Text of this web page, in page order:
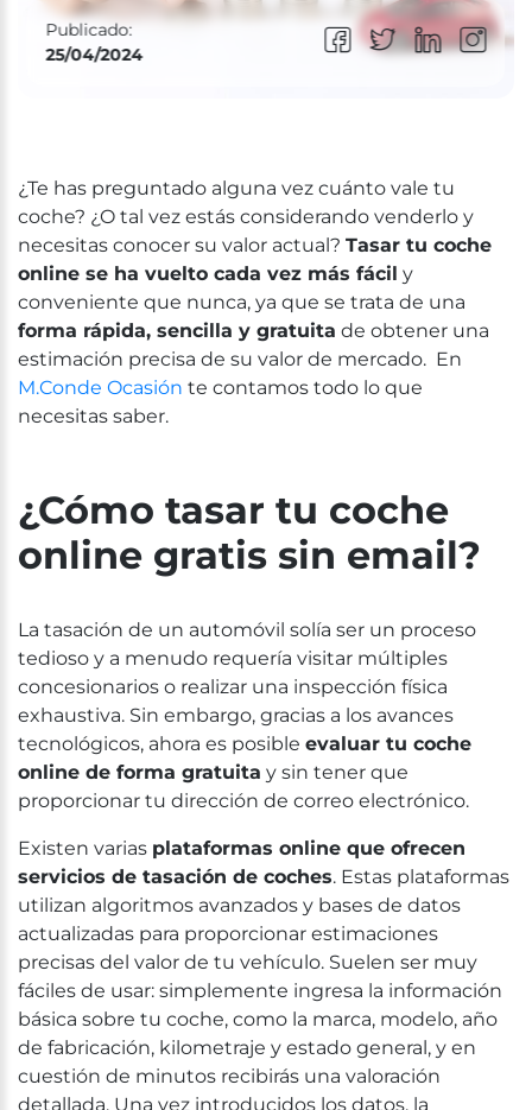
Publicado:
25/04/2024
¿Te has preguntado alguna vez cuánto vale tu
coche? ¿O tal vez estás considerando venderlo y
necesitas conocer su valor actual? Tasar tu coche
online se ha vuelto cada vez más fácil y
conveniente que nunca, ya que se trata de una
forma rápida, sencilla y gratuita de obtener una
estimación precisa de su valor de mercado. En
M.Conde Ocasión te contamos todo lo que
necesitas saber.
¿Cómo tasar tu coche
online gratis sin email?
La tasación de un automóvil solía ser un proceso
tedioso y a menudo requería visitar múltiples
concesionarios o realizar una inspección física
exhaustiva. Sin embargo, gracias a los avances
tecnológicos, ahora es posible evaluar tu coche
online de forma gratuita y sin tener que
proporcionar tu dirección de correo electrónico.
Existen varias plataformas online que ofrecen
servicios de tasación de coches. Estas plataformas
utilizan algoritmos avanzados y bases de datos
actualizadas para proporcionar estimaciones
precisas del valor de tu vehículo. Suelen ser muy
fáciles de usar: simplemente ingresa la información
básica sobre tu coche, como la marca, modelo, año
de fabricación, kilometraje y estado general, y en
cuestión de minutos recibirás una valoración
detallada. Una vez introducidos los datos, la